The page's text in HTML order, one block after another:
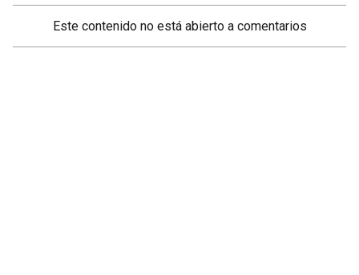
Este contenido no está abierto a comentarios